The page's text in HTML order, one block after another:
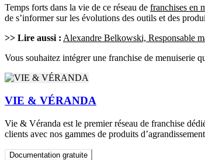
Temps forts dans la vie de ce réseau de franchises en
de s’informer sur les évolutions des outils et des
>> Lire aussi : Alexandre Belkowski, Responsable
Vous souhaitez intégrer une franchise de menuiserie
VIE & VÉRANDA
Vie & Véranda est le premier réseau de franchise
clients avec nos gammes de produits
Documentation gratuite